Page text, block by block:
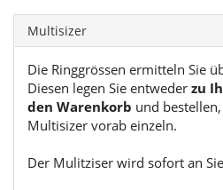
Multisizer
Die Ringgrössen ermitteln Sie
Diesen legen Sie entweder zu
den Warenkorb und
Multisizer vorab einzeln.
Der Mulitziser wird sofort an